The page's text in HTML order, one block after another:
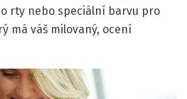
rty nebo speciální barvu pro
má váš milovaný, ocení